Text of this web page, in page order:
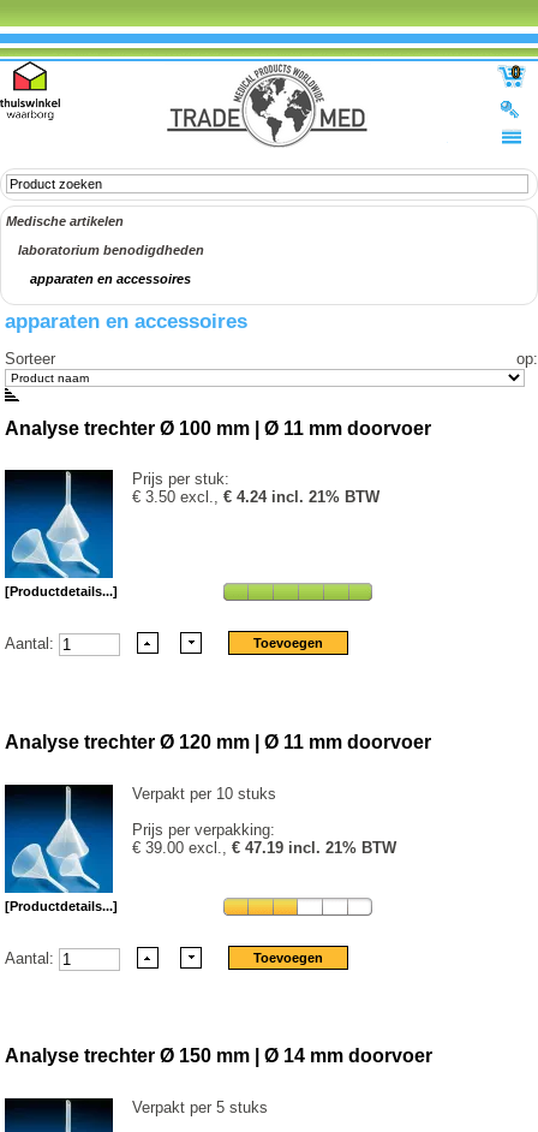
0
Medische artikelen
laboratorium benodigdheden
apparaten en accessoires
apparaten en accessoires
Sorteer op:
Analyse trechter Ø 100 mm | Ø 11 mm doorvoer
Prijs per stuk:
€ 3.50 excl.,€ 4.24 incl. 21% BTW
[Productdetails...]
Aantal:
Analyse trechter Ø 120 mm | Ø 11 mm doorvoer
Verpakt per 10 stuks
Prijs per verpakking:
€ 39.00 excl.,€ 47.19 incl. 21% BTW
[Productdetails...]
Aantal:
Analyse trechter Ø 150 mm | Ø 14 mm doorvoer
Verpakt per 5 stuks